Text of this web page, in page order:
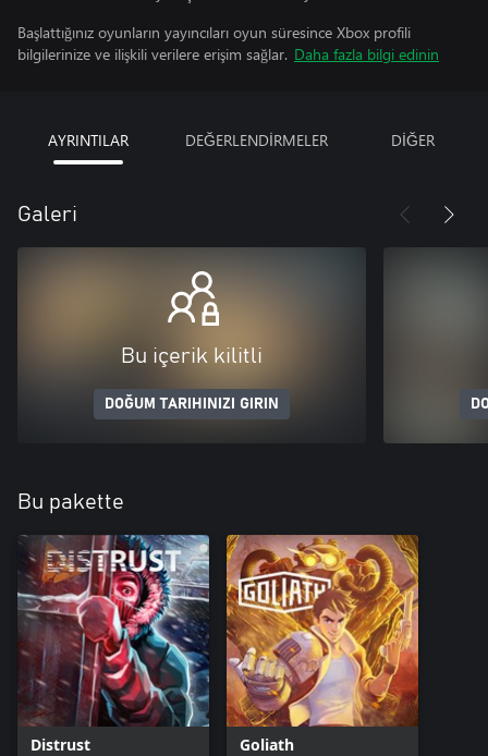
Başlattığınız oyunların yayıncıları oyun süresince Xbox profili
bilgilerinize ve ilişkili verilere erişim sağlar. Daha fazla bilgi edinin
AYRINTILAR DEĞERLENDİRMELER DİĞER
Galeri
Bu içerik kilitli
DOĞUM TARIHINIZI GIRIN
Bu pakette
Distrust Goliath